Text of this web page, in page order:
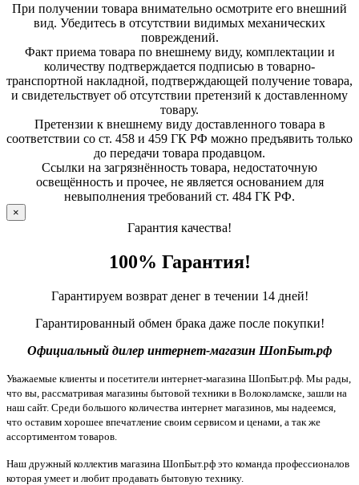
При получении товара внимательно осмотрите его внешний
вид. Убедитесь в отсутствии видимых механических
повреждений.
Факт приема товара по внешнему виду, комплектации и
количеству подтверждается подписью в товарно-
транспортной накладной, подтверждающей получение товара,
и свидетельствует об отсутствии претензий к доставленному
товару.
Претензии к внешнему виду доставленного товара в
соответствии со ст. 458 и 459 ГК РФ можно предъявить только
до передачи товара продавцом.
Ссылки на загрязнённость товара, недостаточную
освещённость и прочее, не является основанием для
невыполнения требований ст. 484 ГК РФ.
×
Гарантия качества!
100% Гарантия!
Гарантируем возврат денег в течении 14 дней!
Гарантированный обмен брака даже после покупки!
Официальный дилер интернет-магазин ШопБыт.рф
Уважаемые клиенты и посетители интернет-магазина ШопБыт.рф. Мы рады,
что вы, рассматривая магазины бытовой техники в Волоколамске, зашли на
наш сайт. Среди большого количества интернет магазинов, мы надеемся,
что оставим хорошее впечатление своим сервисом и ценами, а так же
ассортиментом товаров.
Наш дружный коллектив магазина ШопБыт.рф это команда профессионалов
которая умеет и любит продавать бытовую технику.